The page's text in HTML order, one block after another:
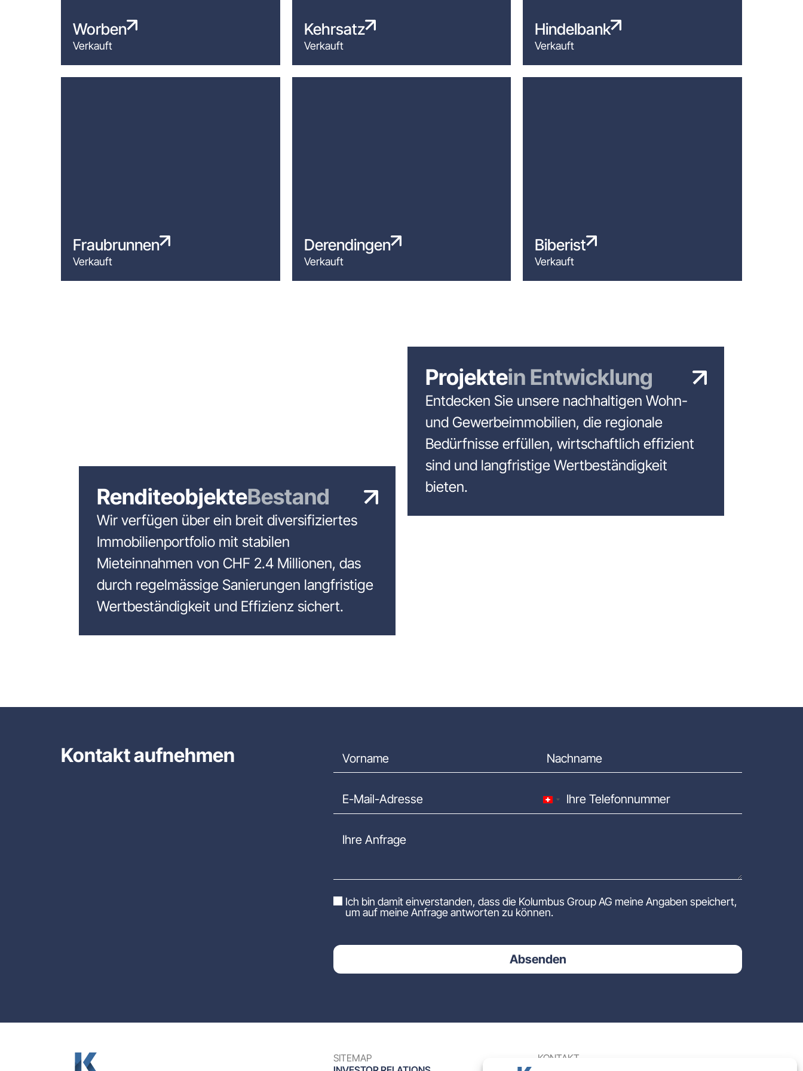
Worben
Verkauft
Kehrsatz
Verkauft
Hindelbank
Verkauft
Fraubrunnen
Verkauft
Derendingen
Verkauft
Biberist
Verkauft
RenditeobjekteBestand
Wir verfügen über ein breit diversifiziertes
Immobilienportfolio mit stabilen
Mieteinnahmen von CHF 2.4 Millionen, das
durch regelmässige Sanierungen langfristige
Wertbeständigkeit und Effizienz sichert.
Projektein Entwicklung
Entdecken Sie unsere nachhaltigen Wohn-
und Gewerbeimmobilien, die regionale
Bedürfnisse erfüllen, wirtschaftlich effizient
sind und langfristige Wertbeständigkeit
bieten.
Kontakt aufnehmen
Switzerland +41
Ich bin damit einverstanden, dass die Kolumbus Group AG meine Angaben speichert,
um auf meine Anfrage antworten zu können.
Absenden
SITEMAP
KONTAKT